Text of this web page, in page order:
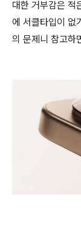
대한 거부감은 적
에 서클타입이 없
의 문제니 참고하